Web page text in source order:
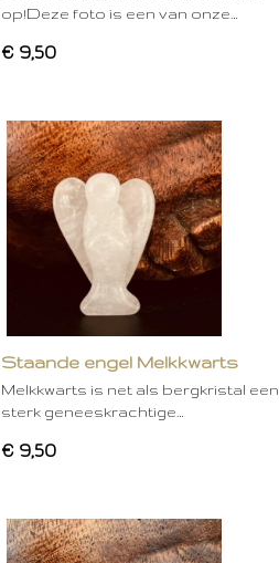
op!Deze foto is een van onze…
€ 9,50
Staande engel Melkkwarts
Melkkwarts is net als bergkristal een
sterk geneeskrachtige…
€ 9,50